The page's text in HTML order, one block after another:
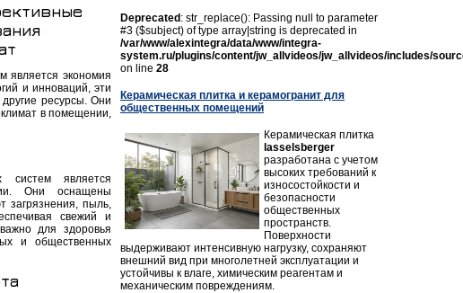
является экономия
и инноваций, эти
ресурсы. Они
в помещении,
систем является
Они оснащены
загрязнения, пыль,
свежий и
для здоровья
и общественных
Deprecated : str_replace(): Passing null to parameter
#3 ($subject) of type array|string is deprecated in
/var/www/alexintegra/data/www/integra-
system.ru/plugins/content/jw_allvideos/jw_allvideos/includes/
on line 28
Керамическая плитка и керамогранит для
общественных помещений
Керамическая плитка
lasselsberger
разработана с учетом
высоких требований к
износостойкости и
безопасности
общественных
пространств.
Поверхности
выдерживают интенсивную нагрузку, сохраняют
внешний вид при многолетней эксплуатации и
устойчивы к влаге, химическим реагентам и
механическим повреждениям.